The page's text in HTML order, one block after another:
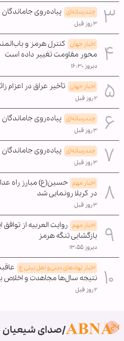
چندرسانه‌ای پیاده‌روی
۳ روز قبل
اخبار جهان کنترل هرمز و
محور مقاومت تغییر داده است
دیروز ۱۶:۳۰
اخبار جهان تأخیر عراق در اعزام
۲ روز قبل
چندرسانه‌ای پیاده‌روی
۳ روز قبل
چندرسانه‌ای پیاده‌روی
۳ روز قبل
اخبار مهم حسین(ع) مبارز راه
در کربلا رونمایی شد
۳ روز قبل
اخبار مهم روایت العربیه از
بازگشایی تنگه هرمز
دیروز ۱۳:۵۵
اخبار نهادهای دینی و اهل بیتی ع
نتیجه سال‌ها مجاهدت و اخلاص
۲ روز قبل
صدای شیعیان